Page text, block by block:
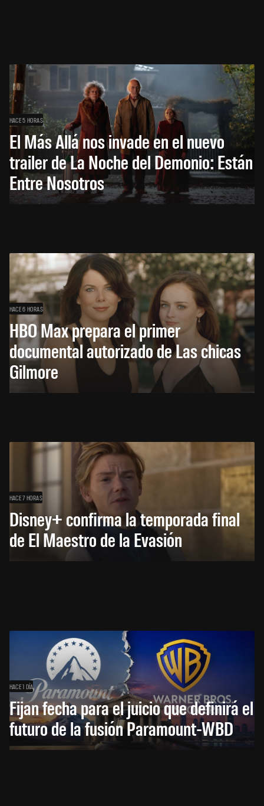
HACE 5 HORAS
El Más Allá nos invade en el nuevo
trailer de La Noche del Demonio: Están
Entre Nosotros
HACE 6 HORAS
HBO Max prepara el primer
documental autorizado de Las chicas
Gilmore
HACE 7 HORAS
Disney+ confirma la temporada final
de El Maestro de la Evasión
HACE 1 DÍA
Fijan fecha para el juicio que definirá el
futuro de la fusión Paramount-WBD